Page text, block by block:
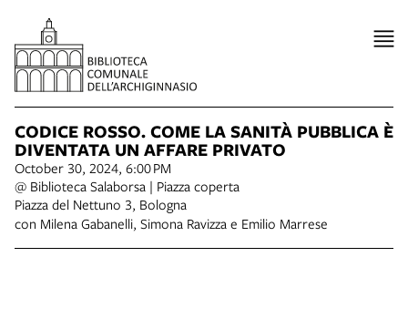
CODICE ROSSO. COME LA SANITÀ PUBBLICA È
DIVENTATA UN AFFARE PRIVATO
October 30, 2024, 6:00 PM
@ Biblioteca Salaborsa | Piazza coperta
Piazza del Nettuno 3, Bologna
con Milena Gabanelli, Simona Ravizza e Emilio Marrese